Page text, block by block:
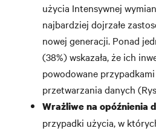
użycia Intensywnej
najbardziej dojrzałe
nowej generacji. Ponad
(38%) wskazała, że ich
powodowane
przetwarzania danych
Wrażliwe na opóźnienia
przypadki użycia, w